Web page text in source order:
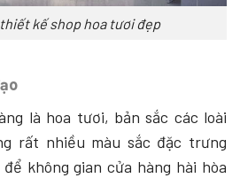
kế shop hoa tươi đẹp
là hoa tươi, bản sắc các loài
rất nhiều màu sắc đặc trưng
không gian cửa hàng hài hòa